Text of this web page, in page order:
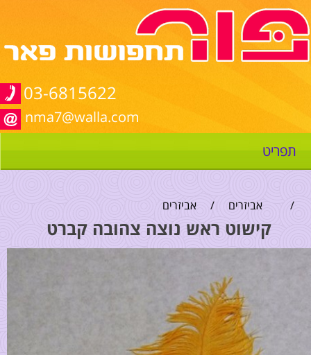
03-6815622
nma7@walla.com
תפריט
/ אביזרים / אביזרים
קישוט ראש נוצה צהובה קברט